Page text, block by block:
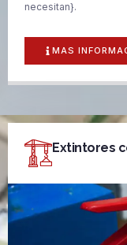
necesitan}.
MAS
Extintores